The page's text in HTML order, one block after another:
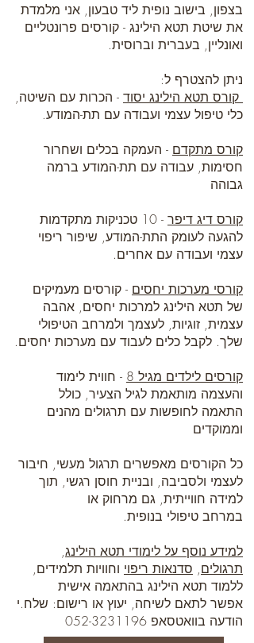
בצפון, בישוב נופית ליד טבעון, אני מלמדת
את שיטת תטא הילינג - קורסים פרונטליים
ואונליין, בעברית וברוסית.
ניתן להצטרף ל:
קורס תטא הילינג יסוד - הכרות עם השיטה,
כלי טיפול עצמי ועבודה עם תת-המודע.
קורס מתקדם - העמקה בכלים ושחרור
חסימות, עבודה עם תת-המודע ברמה
גבוהה
קורס דיג דיפר
- 10 טכניקות מתקדמות
להגעה לעומק התת-המודע, שיפור ריפוי
עצמי ועבודה עם אחרים.
קורסי מערכות יחסים - קורסים מעמיקים
של תטא הילינג למרכות יחסים, אהבה
עצמית, זוגיות, לעצמך ולמרחב הטיפולי
שלך. לקבל כלים לעבוד עם מערכות יחסים.
קורסים לילדים מגיל 8
- חווית לימוד
והעצמה מותאמת לגיל הצעיר, כולל
התאמה לחופשות עם תרגולים מהנים
וממוקדים
כל הקורסים מאפשרים תרגול מעשי, חיבור
לעצמי ולסביבה, ובניית חוסן רגשי, תוך
למידה חווייתית, גם מרחוק או
במרחב טיפולי בנופית.
למידע נוסף על לימודי תטא הילינג,
תרגולים, סדנאות ריפוי וחוויות תלמידים,
ללמוד תטא הילינג בהתאמה אישית
אפשר לתאם לשיחה, יעוץ או רישום: שלח.י
הודעה בוואטסאפ 052-3231196